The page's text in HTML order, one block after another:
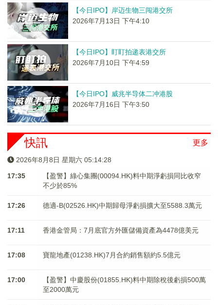
【今日IPO】岸迈生物三闯港交所
2026年7月13日 下午4:10
【今日IPO】盯盯拍递表港交所
2026年7月10日 下午4:59
【今日IPO】威兆半导体二冲港股
2026年7月16日 下午3:50
更多
快訊
2026年8月8日 星期六 05:14:29
17:35
【盈警】綠心集團(00094.HK)料中期淨虧損同比收窄
不少於85%
17:26 德適-B(02526.HK)中期歸母淨虧損擴大至5588.3萬元
17:11 香港金管局：7月底官方外匯儲備資產為4478億美元
17:08 寶龍地產(01238.HK)7月合約銷售額約5.5億元
17:00
【盈警】中慶股份(01855.HK)料中期除稅後虧損500萬
至2000萬元